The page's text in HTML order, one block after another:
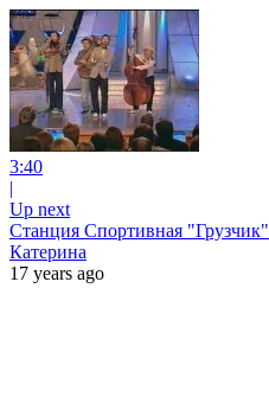
3:40
|
Up next
Станция Спортивная "Грузчик"
Катерина
17 years ago